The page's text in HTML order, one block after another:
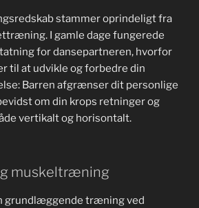
stammer oprindeligt fra
I gamle dage fungerede
for dansepartneren, hvorfor
til at udvikle og forbedre din
Barren afgrænser dit personlige
om din krops retninger og
vertikalt og horisontalt.
muskeltræning
grundlæggende træning ved